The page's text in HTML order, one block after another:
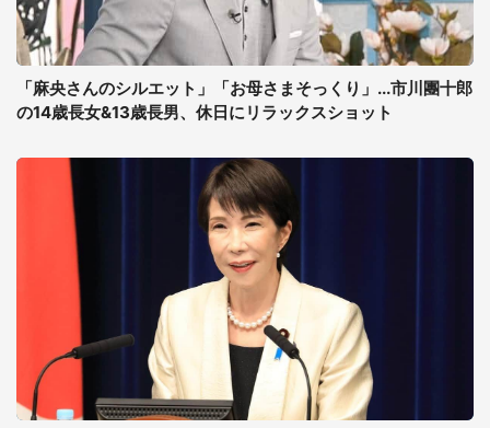
「麻央さんのシルエット」「お母さまそっくり」...市川團十郎
の14歳長女&13歳長男、休日にリラックスショット